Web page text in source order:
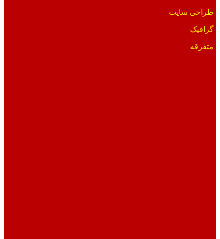
طراحی سایت
گرافیک
متفرقه